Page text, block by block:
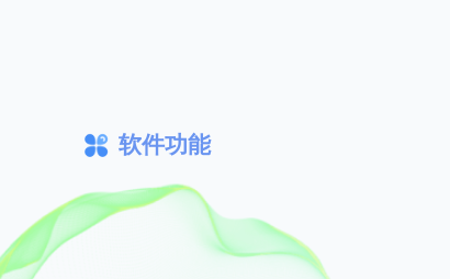
软件功能